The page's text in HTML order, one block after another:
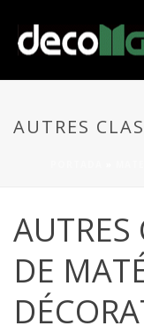
AUTRES
AUTRES
DE